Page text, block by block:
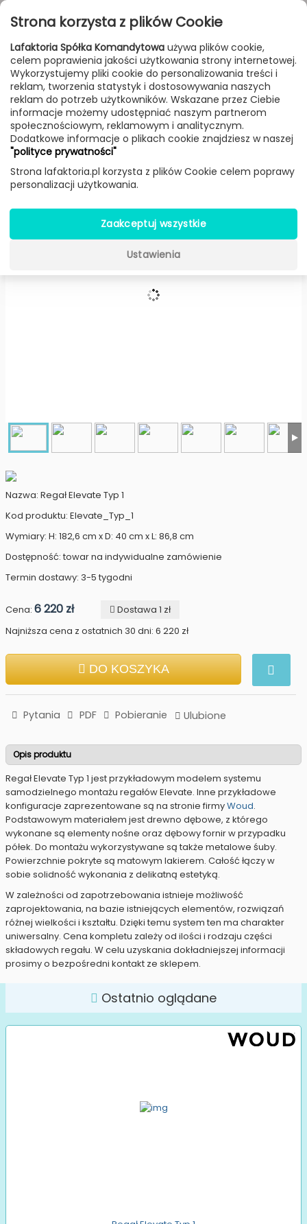
Przejdź do treści
FILTROWANIE & SORTOWANIE
Meble Producenci Woud Produkt
Regał Elevate Typ 1 - Woud
Nazwa: Regał Elevate Typ 1
Kod produktu: Elevate_Typ_1
Wymiary: H: 182,6 cm x D: 40 cm x L: 86,8 cm
Dostępność: towar na indywidualne zamówienie
Termin dostawy: 3-5 tygodni
Cena: 6 220 zł
Dostawa 1 zł
Najniższa cena z ostatnich 30 dni: 6 220 zł
DO KOSZYKA
Pytania PDF Pobieranie Ulubione
Opis produktu
Regał Elevate Typ 1 jest przykładowym modelem systemu
samodzielnego montażu regałów Elevate. Inne przykładowe
konfiguracje zaprezentowane są na stronie firmyWoud.
Podstawowym materiałem jest drewno dębowe, z którego
wykonane są elementy nośne oraz dębowy fornir w przypadku
półek. Do montażu wykorzystywane są także metalowe śuby.
Powierzchnie pokryte są matowym lakierem. Całość łączy w
sobie solidność wykonania z delikatną estetyką.
W zależności od zapotrzebowania istnieje możliwość
zaprojektowania, na bazie istniejących elementów, rozwiązań
różnej wielkości i kształtu. Dzięki temu system ten ma charakter
uniwersalny. Cena kompletu zależy od ilości i rodzaju części
składowych regału. W celu uzyskania dokładniejszej informacji
prosimy o bezpośredni kontakt ze sklepem.
Ostatnio oglądane
Strona korzysta z plików Cookie
Lafaktoria Spółka Komandytowa używa plików cookie,
celem poprawienia jakości użytkowania strony internetowej.
Wykorzystujemy pliki cookie do personalizowania treści i
reklam, tworzenia statystyk i dostosowywania naszych
reklam do potrzeb użytkowników. Wskazane przez Ciebie
informacje możemy udostępniać naszym partnerom
społecznościowym, reklamowym i analitycznym.
Dodatkowe informacje o plikach cookie znajdziesz w naszej
"polityce prywatności"
Strona lafaktoria.pl korzysta z plików Cookie celem poprawy
personalizacji użytkowania.
Zaakceptuj wszystkie
Ustawienia